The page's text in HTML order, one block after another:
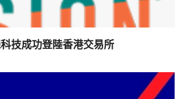
技成功登陸香港交易所